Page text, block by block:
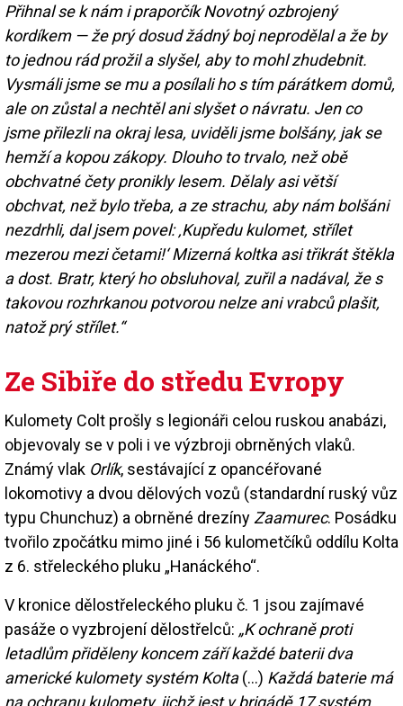
Přihnal se k nám i praporčík Novotný ozbrojený
kordíkem — že prý dosud žádný boj neprodělal a že by
to jednou rád prožil a slyšel, aby to mohl zhudebnit.
Vysmáli jsme se mu a posílali ho s tím párátkem domů,
ale on zůstal a nechtěl ani slyšet o návratu. Jen co
jsme přilezli na okraj lesa, uviděli jsme bolšány, jak se
hemží a kopou zákopy. Dlouho to trvalo, než obě
obchvatné čety pronikly lesem. Dělaly asi větší
obchvat, než bylo třeba, a ze strachu, aby nám bolšáni
nezdrhli, dal jsem povel: ‚Kupředu kulomet, střílet
mezerou mezi četami!‘ Mizerná koltka asi třikrát štěkla
a dost. Bratr, který ho obsluhoval, zuřil a nadával, že s
takovou rozhrkanou potvorou nelze ani vrabců plašit,
natož prý střílet.“
Ze Sibiře do středu Evropy
Kulomety Colt prošly s legionáři celou ruskou anabázi,
objevovaly se v poli i ve výzbroji obrněných vlaků.
Známý vlak Orlík, sestávající z opancéřované
lokomotivy a dvou dělových vozů (standardní ruský vůz
typu Chunchuz) a obrněné drezíny Zaamurec. Posádku
tvořilo zpočátku mimo jiné i 56 kulometčíků oddílu Kolta
z 6. střeleckého pluku „Hanáckého“.
V kronice dělostřeleckého pluku č. 1 jsou zajímavé
pasáže o vyzbrojení dělostřelců: „K ochraně proti
letadlům přiděleny koncem září každé baterii dva
americké kulomety systém Kolta(…) Každá baterie má
na ochranu kulomety, jichž jest v brigádě 17 systém